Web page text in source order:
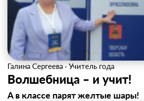
Галина Сергеева · Учитель года
Волшебница – и учит!
А в классе парят желтые шары!